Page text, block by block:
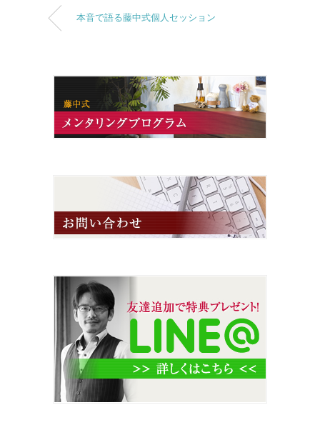
本音で語る藤中式個人セッション